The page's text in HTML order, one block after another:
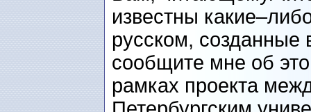
известны
русском, созданные
сообщите мне об
рамках проекта